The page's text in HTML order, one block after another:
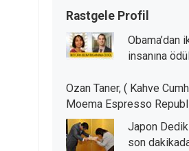
Rastgele Profil
Obama’dan
insanına
Ozan Taner, ( Kahve
Moema Espresso
Japon
son